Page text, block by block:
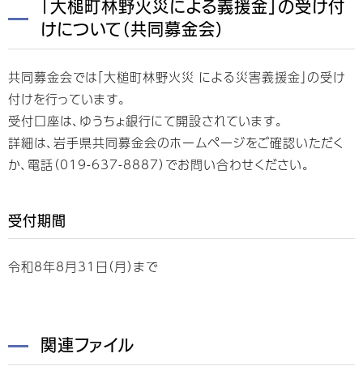
「大槌町林野火災による義援金」の受け付
けについて（共同募金会）
共同募金会では「大槌町林野火災 による災害義援金」の受け
付けを行っています。
受付口座は、ゆうちょ銀行にて開設されています。
詳細は、岩手県共同募金会のホームページをご確認いただく
か、電話（019-637-8887）でお問い合わせください。
受付期間
令和8年8月31日（月）まで
関連ファイル